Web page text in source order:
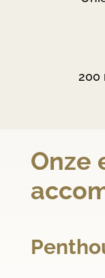
200
Onze